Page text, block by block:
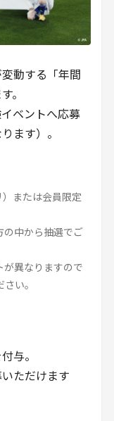
動する「年間
。
ベントへ応募
ます）。
）または会員限定
の中から抽選でご
が異なりますので
い。
与。
ただけます